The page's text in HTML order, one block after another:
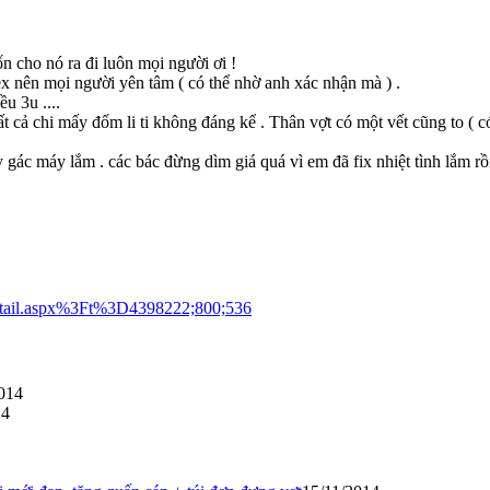
cho nó ra đi luôn mọi người ơi !
mọi người yên tâm ( có thể nhờ anh xác nhận mà ) .
3u ....
chi mấy đốm li ti không đáng kể . Thân vợt có một vết cũng to (
máy lắm . các bác đừng dìm giá quá vì em đã fix nhiệt tình lắm